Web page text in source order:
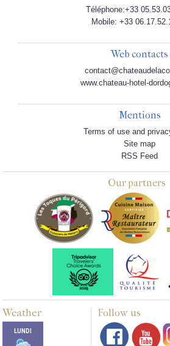
Téléphone:+33
Mobile: +33
Web contacts
www.chateau-hotel-
Mentions
Terms of use and
Site map
RSS Feed
Our partners
Weather Follow us